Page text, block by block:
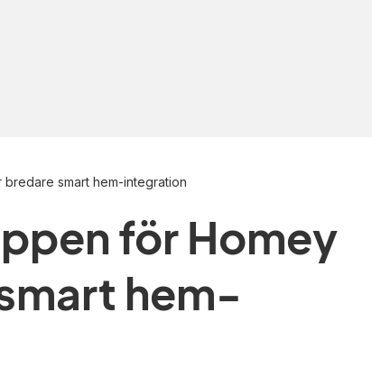
smart hem-integration
för Homey
hem-